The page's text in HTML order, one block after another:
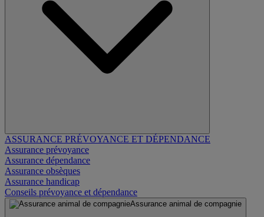
ASSURANCE PRÉVOYANCE ET DÉPENDANCE
Assurance prévoyance
Assurance dépendance
Assurance obsèques
Assurance handicap
Conseils prévoyance et dépendance
Assurance animal de compagnie